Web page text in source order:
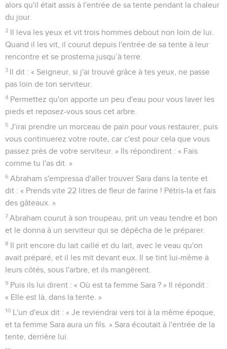
alors qu'il était assis à l'entrée de sa tente pendant la chaleur
du jour.
2 Il leva les yeux et vit trois hommes debout non loin de lui.
Quand il les vit, il courut depuis l'entrée de sa tente à leur
rencontre et se prosterna jusqu’à terre.
3 Il dit : « Seigneur, si j'ai trouvé grâce à tes yeux, ne passe
pas loin de ton serviteur.
4 Permettez qu'on apporte un peu d'eau pour vous laver les
pieds et reposez-vous sous cet arbre.
5 J'irai prendre un morceau de pain pour vous restaurer, puis
vous continuerez votre route, car c'est pour cela que vous
passez près de votre serviteur. » Ils répondirent : « Fais
comme tu l'as dit. »
6 Abraham s'empressa d'aller trouver Sara dans la tente et
dit : « Prends vite 22 litres de fleur de farine ! Pétris-la et fais
des gâteaux. »
7 Abraham courut à son troupeau, prit un veau tendre et bon
et le donna à un serviteur qui se dépêcha de le préparer.
8 Il prit encore du lait caillé et du lait, avec le veau qu'on
avait préparé, et il les mit devant eux. Il se tint lui-même à
leurs côtés, sous l'arbre, et ils mangèrent.
9 Puis ils lui dirent : « Où est ta femme Sara ? » Il répondit :
« Elle est là, dans la tente. »
10 L'un d'eux dit : « Je reviendrai vers toi à la même époque,
et ta femme Sara aura un fils. » Sara écoutait à l'entrée de la
tente, derrière lui.